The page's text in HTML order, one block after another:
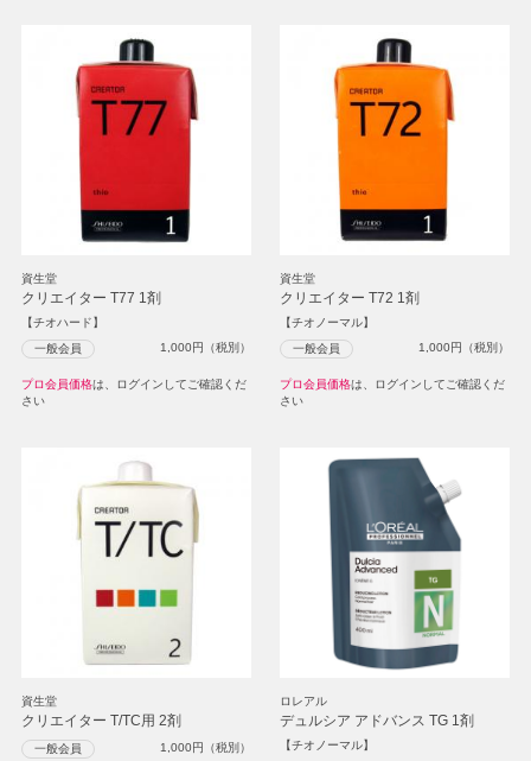
資生堂
クリエイター T77 1剤
【チオハード】
一般会員 1,000円（税別）
プロ会員価格は、ログインしてご確認くだ
さい
資生堂
クリエイター T72 1剤
【チオノーマル】
一般会員 1,000円（税別）
プロ会員価格は、ログインしてご確認くだ
さい
資生堂
クリエイター T/TC用 2剤
一般会員 1,000円（税別）
ロレアル
デュルシア アドバンス TG 1剤
【チオノーマル】